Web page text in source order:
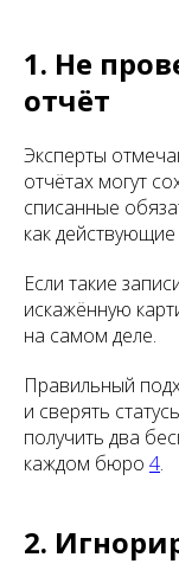
1. Не
отчёт
Эксперты
отчётах могут
списанные
как действующие
Если такие
искажённую
на самом деле.
Правильный
и сверять
получить два
каждом бюро 4.
2.